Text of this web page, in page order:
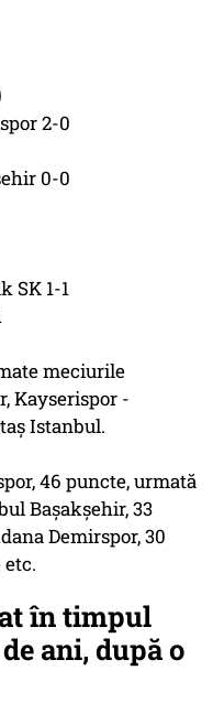
2-0
0-0
SK 1-1
meciurile
Kayserispor -
Istanbul.
46 puncte, urmată
Başakşehir, 33
Demirspor, 30
în timpul
ani, după o